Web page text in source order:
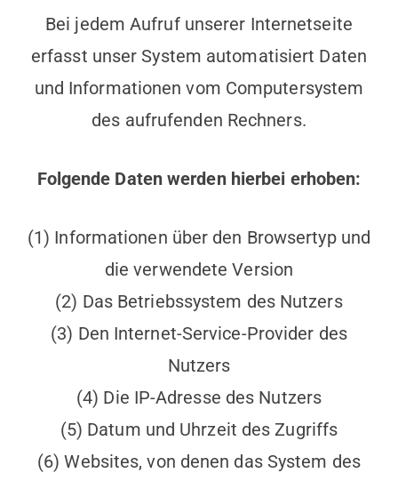
Bei jedem Aufruf unserer Internetseite
erfasst unser System automatisiert Daten
und Informationen vom Computersystem
des aufrufenden Rechners.
Folgende Daten werden hierbei erhoben:
(1) Informationen über den Browsertyp und
die verwendete Version
(2) Das Betriebssystem des Nutzers
(3) Den Internet-Service-Provider des
Nutzers
(4) Die IP-Adresse des Nutzers
(5) Datum und Uhrzeit des Zugriffs
(6) Websites, von denen das System des